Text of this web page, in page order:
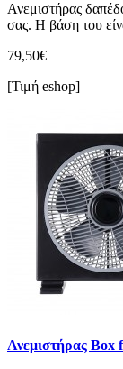
Ανεμιστήρας
σας. Η βάση του
79,50€
[Τιμή eshop]
Ανεμιστήρας Box